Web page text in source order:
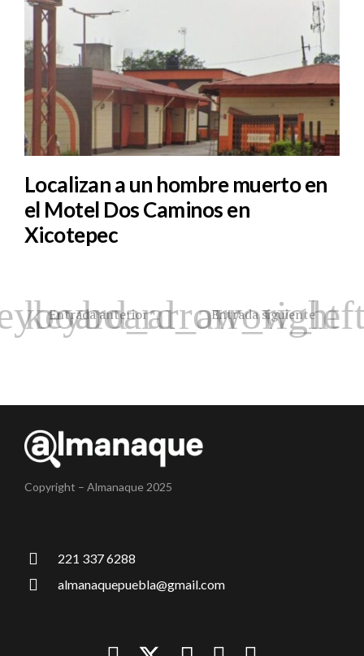
Localizan a un hombre muerto en
el Motel Dos Caminos en
Xicotepec
Entrada anterior Entrada siguiente
Copyright – Almanaque 2025
221 337 6288
almanaquepuebla@gmail.com